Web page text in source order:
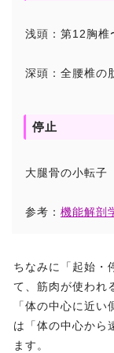
浅頭：第12胸椎
深頭：全腰椎の
停止
大腿骨の小転子
参考： 機能解剖
ちなみに「起始・
て、筋肉が使われ
「体の中心に近
は「体の中心から
ます。